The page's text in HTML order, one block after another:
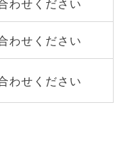
わせください
わせください
わせください